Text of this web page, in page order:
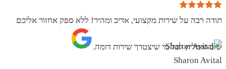
תודה רבה על שירות מקצועי, אדיב ומהיר! ללא ספק אחזור אליכם
שוב ואמליץ לכל מי שיצטרך שירות דומה.
Sharon Avital